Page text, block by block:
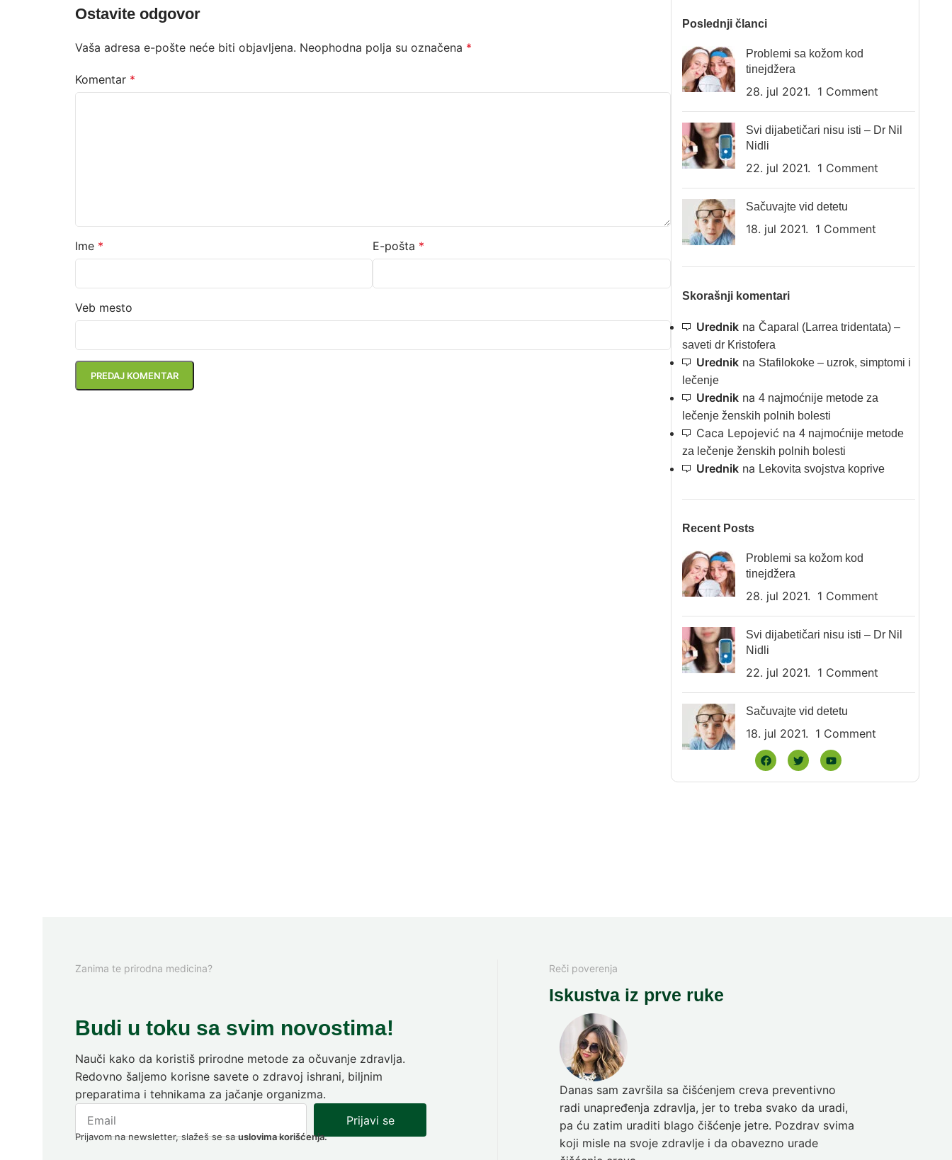
Poslednji članci
Problemi sa kožom kod
tinejdžera
28. jul 2021. 1 Comment
Svi dijabetičari nisu isti – Dr Nil
Nidli
22. jul 2021. 1 Comment
Sačuvajte vid detetu
18. jul 2021. 1 Comment
Skorašnji komentari
Urednikna Čaparal (Larrea tridentata) –
saveti dr Kristofera
Urednikna Stafilokoke – uzrok, simptomi i
lečenje
Urednikna 4 najmoćnije metode za
lečenje ženskih polnih bolesti
Caca Lepojević na 4 najmoćnije metode
za lečenje ženskih polnih bolesti
Urednikna Lekovita svojstva koprive
Recent Posts
Problemi sa kožom kod
tinejdžera
28. jul 2021. 1 Comment
Svi dijabetičari nisu isti – Dr Nil
Nidli
22. jul 2021. 1 Comment
Sačuvajte vid detetu
18. jul 2021. 1 Comment
Ostavite odgovor
Vaša adresa e-pošte neće biti objavljena. Neophodna polja su označena *
Komentar *
Ime * E-pošta *
Veb mesto
Zanima te prirodna medicina?
Budi u toku sa svim novostima!
Nauči kako da koristiš prirodne metode za očuvanje zdravlja.
Redovno šaljemo korisne savete o zdravoj ishrani, biljnim
preparatima i tehnikama za jačanje organizma.
Prijavi se
Prijavom na newsletter, slažeš se sauslovima korišćenja.
Reči poverenja
Iskustva iz prve ruke
Danas sam završila sa čišćenjem creva preventivno
radi unapređenja zdravlja, jer to treba svako da uradi,
pa ću zatim uraditi blago čišćenje jetre. Pozdrav svima
koji misle na svoje zdravlje i da obavezno urade